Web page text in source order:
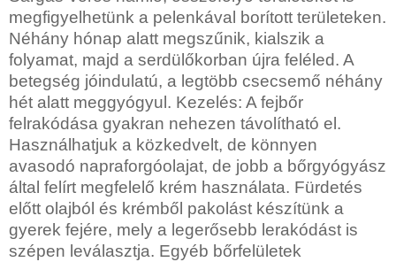
megfigyelhetünk a pelenkával borított területeken.
Néhány hónap alatt megszűnik, kialszik a
folyamat, majd a serdülőkorban újra feléled. A
betegség jóindulatú, a legtöbb csecsemő néhány
hét alatt meggyógyul. Kezelés: A fejbőr
felrakódása gyakran nehezen távolítható el.
Használhatjuk a közkedvelt, de könnyen
avasodó napraforgóolajat, de jobb a bőrgyógyász
által felírt megfelelő krém használata. Fürdetés
előtt olajból és krémből pakolást készítünk a
gyerek fejére, mely a legerősebb lerakódást is
szépen leválasztja. Egyéb bőrfelületek